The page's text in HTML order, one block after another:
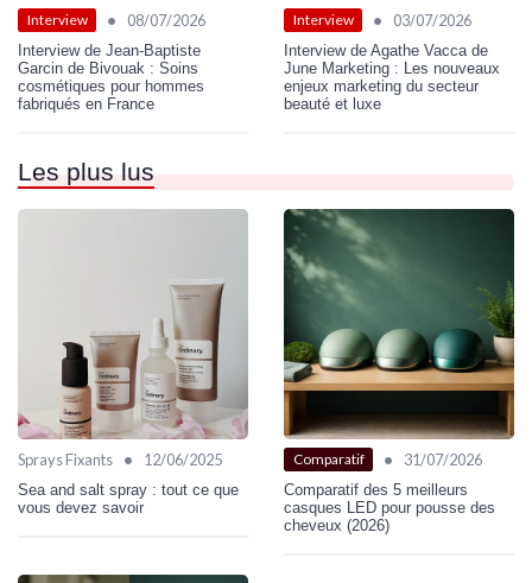
Interview • 08/07/2026
Interview de Jean-Baptiste
Garcin de Bivouak : Soins
cosmétiques pour hommes
fabriqués en France
Interview • 03/07/2026
Interview de Agathe Vacca de
June Marketing : Les nouveaux
enjeux marketing du secteur
beauté et luxe
Les plus lus
Sprays Fixants • 12/06/2025
Sea and salt spray : tout ce que
vous devez savoir
Comparatif • 31/07/2026
Comparatif des 5 meilleurs
casques LED pour pousse des
cheveux (2026)